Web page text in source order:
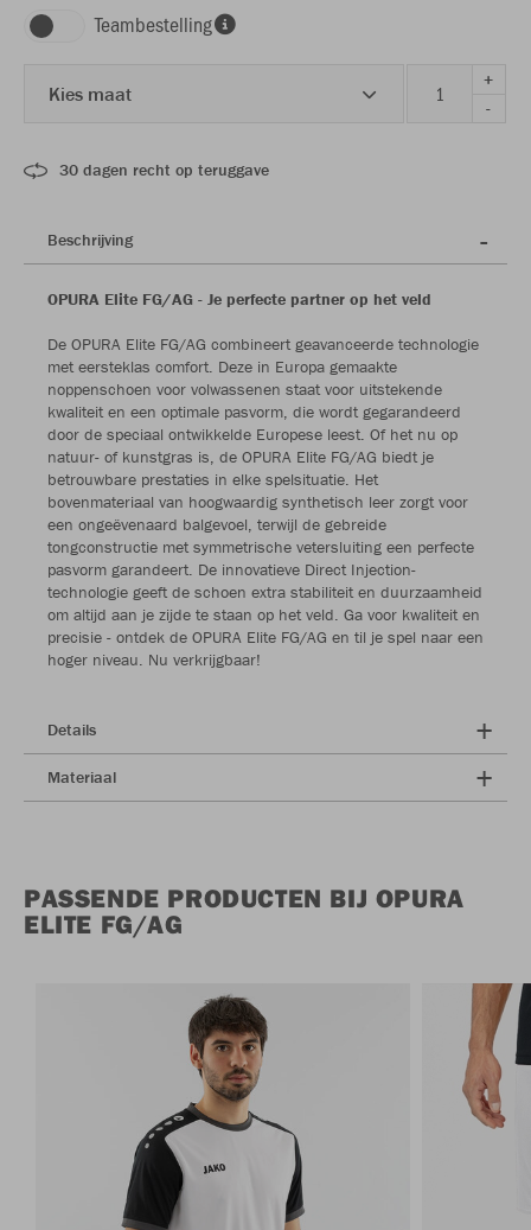
Teambestelling
Kies maat
+
-
30 dagen recht op teruggave
Beschrijving
OPURA Elite FG/AG - Je perfecte partner op het veld
De OPURA Elite FG/AG combineert geavanceerde technologie
met eersteklas comfort. Deze in Europa gemaakte
noppenschoen voor volwassenen staat voor uitstekende
kwaliteit en een optimale pasvorm, die wordt gegarandeerd
door de speciaal ontwikkelde Europese leest. Of het nu op
natuur- of kunstgras is, de OPURA Elite FG/AG biedt je
betrouwbare prestaties in elke spelsituatie. Het
bovenmateriaal van hoogwaardig synthetisch leer zorgt voor
een ongeëvenaard balgevoel, terwijl de gebreide
tongconstructie met symmetrische vetersluiting een perfecte
pasvorm garandeert. De innovatieve Direct Injection-
technologie geeft de schoen extra stabiliteit en duurzaamheid
om altijd aan je zijde te staan op het veld. Ga voor kwaliteit en
precisie - ontdek de OPURA Elite FG/AG en til je spel naar een
hoger niveau. Nu verkrijgbaar!
Details
Materiaal
PASSENDE PRODUCTEN BIJ OPURA
ELITE FG/AG